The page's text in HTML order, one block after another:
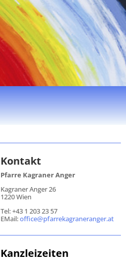
Kontakt
Pfarre Kagraner Anger
Kagraner Anger 26
1220 Wien
Tel: +43 1 203 23 57
EMail:office@pfarrekagraneranger.at
Kanzleizeiten